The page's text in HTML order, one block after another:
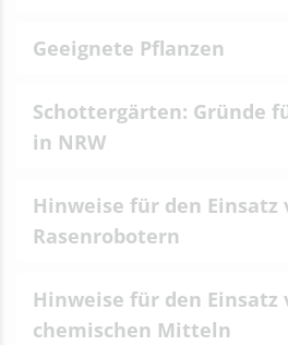
Geeignete Pflanzen
Schottergärten: Gründe
in NRW
Hinweise für den Einsatz
Rasenrobotern
Hinweise für den Einsatz
chemischen Mitteln